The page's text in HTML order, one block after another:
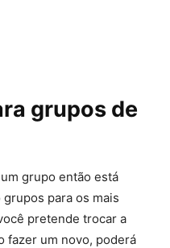
grupos de
grupo então está
para os mais
pretende trocar a
fazer um novo, poderá